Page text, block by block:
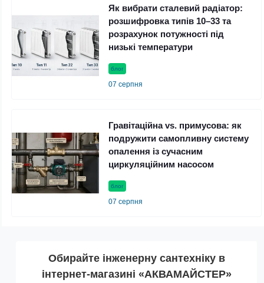
блог
07 серпня
Як вибрати сталевий радіатор:
розшифровка типів 10–33 та
розрахунок потужності під
низькі температури
блог
07 серпня
Гравітаційна vs. примусова: як
подружити самопливну систему
опалення із сучасним
циркуляційним насосом
Обирайте інженерну сантехніку в
інтернет-магазині «АКВАМАЙСТЕР»